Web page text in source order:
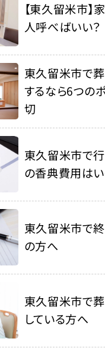
【東久留米市】
人呼べばいい？
東久留米市で
するなら6つの
切
東久留米市で
の香典費用はい
東久留米市で
の方へ
東久留米市で
している方へ